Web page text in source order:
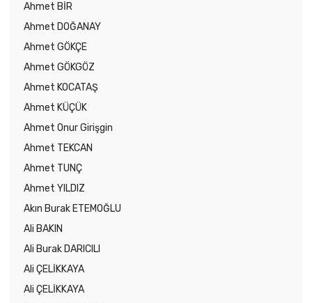
Ahmet BİR
Ahmet DOĞANAY
Ahmet GÖKÇE
Ahmet GÖKGÖZ
Ahmet KOCATAŞ
Ahmet KÜÇÜK
Ahmet Onur Girişgin
Ahmet TEKCAN
Ahmet TUNÇ
Ahmet YILDIZ
Akın Burak ETEMOĞLU
Ali BAKIN
Ali Burak DARICILI
Ali ÇELİKKAYA
Ali ÇELİKKAYA